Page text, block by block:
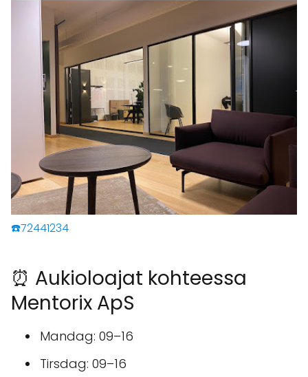
☎️72441234
⏰ Aukioloajat kohteessa
Mentorix ApS
Mandag: 09–16
Tirsdag: 09–16